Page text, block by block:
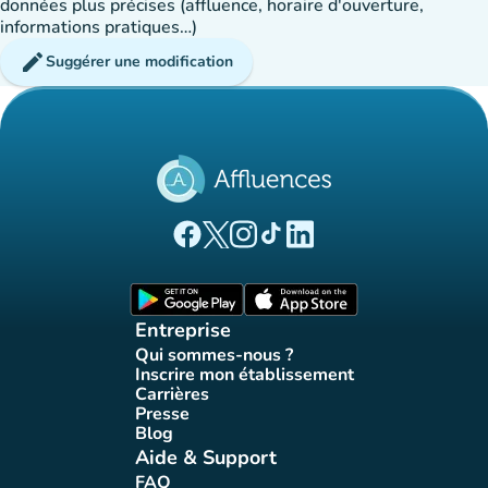
données plus précises (affluence, horaire d'ouverture,
informations pratiques…)
editSuggérer une modification
(nouvel onglet)
(nouvel onglet)
(nouvel onglet)
(nouvel onglet)
(nouvel onglet)
Entreprise
Qui sommes-nous ?
(nouvel onglet)
Inscrire mon établissement
(nouvel onglet)
Carrières(nouvel onglet)
Presse(nouvel onglet)
Blog(nouvel onglet)
Aide & Support
FAQ